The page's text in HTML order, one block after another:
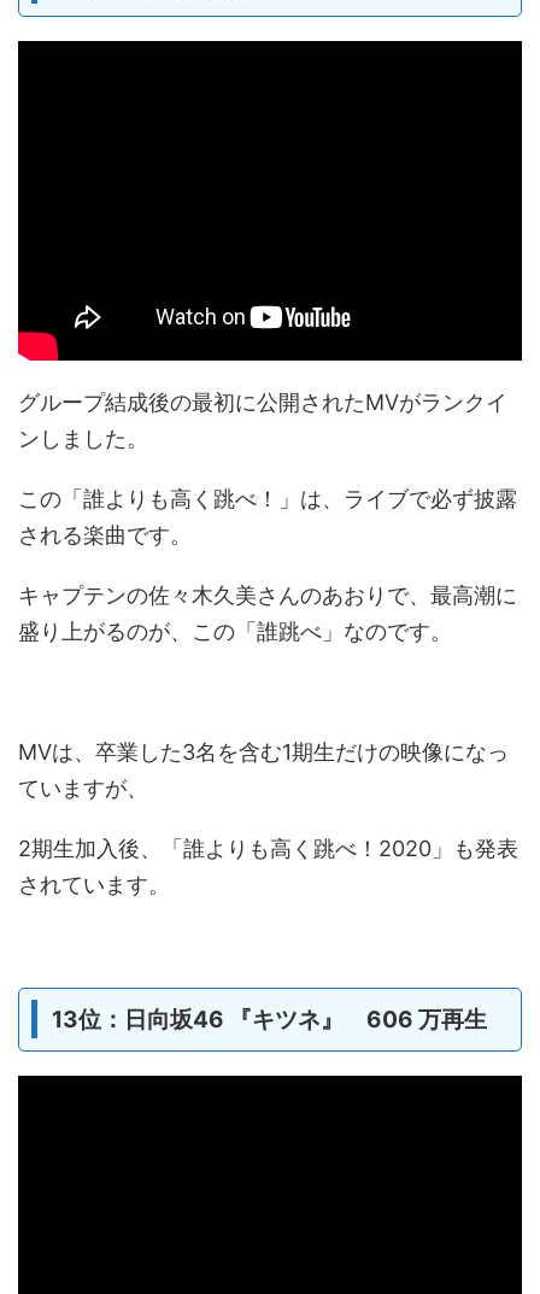
グループ結成後の最初に公開されたMVがランクイ
ンしました。
この「誰よりも高く跳べ！」は、ライブで必ず披露
される楽曲です。
キャプテンの佐々木久美さんのあおりで、最高潮に
盛り上がるのが、この「誰跳べ」なのです。
MVは、卒業した3名を含む1期生だけの映像になっ
ていますが、
2期生加入後、「誰よりも高く跳べ！2020」も発表
されています。
13位：日向坂46 『キツネ』 606 万再生